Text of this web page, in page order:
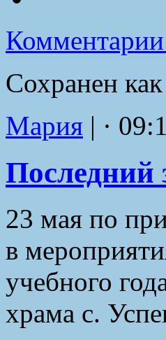
Сохранен как
Мария | ·
23 мая по
в
учебного
храма с.